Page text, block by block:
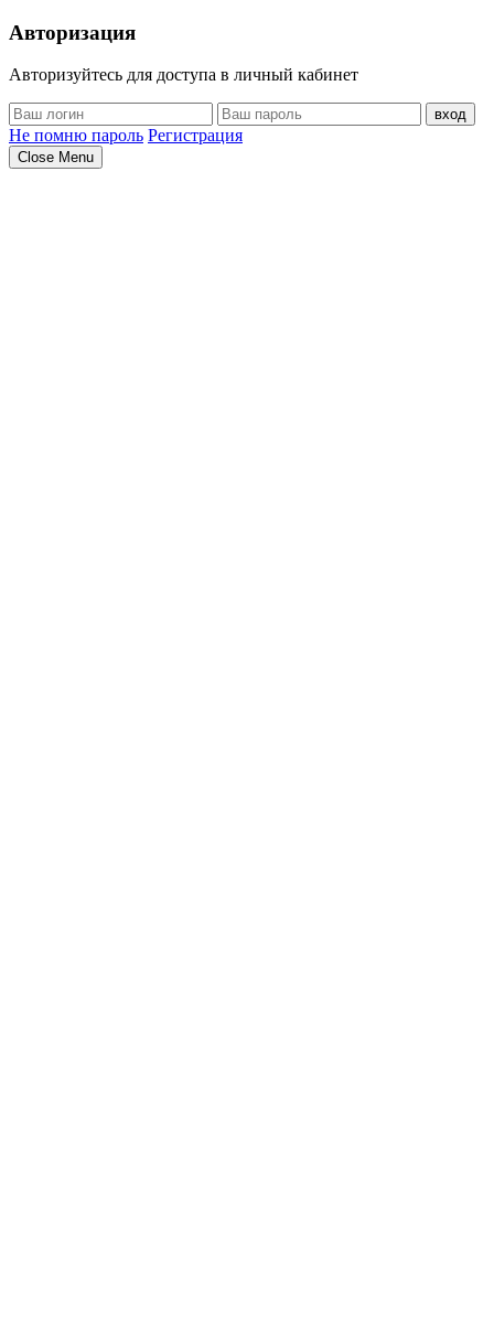
Авторизация
Авторизуйтесь для доступа в личный кабинет
вход
Не помню пароль Регистрация
Close Menu